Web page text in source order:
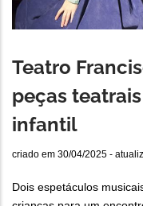
Teatro
peças
infantil
criado em 30/04/2025 -
Dois espetáculos